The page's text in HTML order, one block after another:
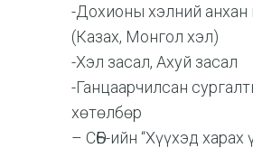
-Дохионы хэлний анхан
(Казах, Монгол хэл)
-Хэл засал, Ахуй засал
-Ганцаарчилсан
хөтөлбөр
– СӨБ-ийн “Хүүхэд харах